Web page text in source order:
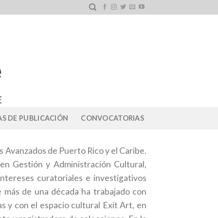
DE PUBLICACIÓN CONVOCATORIAS
de Puerto Rico y el Caribe.
Gestión y Administración Cultural,
curatoriales e investigativos
de una década ha trabajado con
y con el espacio cultural Exit Art, en